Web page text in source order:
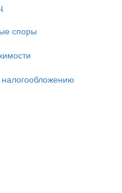
споры
налогообложению